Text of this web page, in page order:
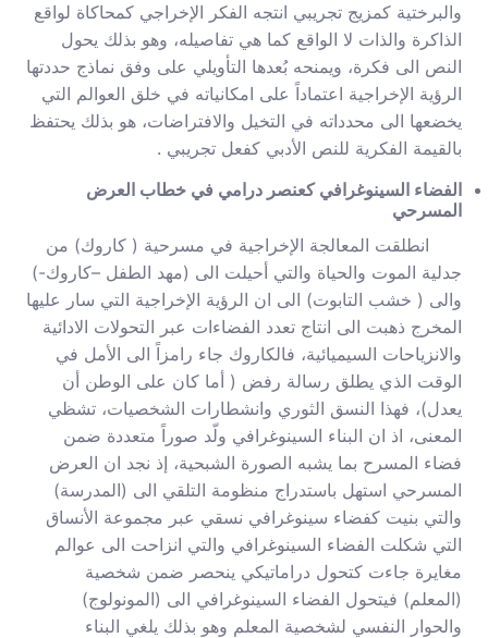
والبرختية كمزيج تجريبي انتجه الفكر الإخراجي كمحاكاة لواقع
الذاكرة والذات لا الواقع كما هي تفاصيله، وهو بذلك يحول
النص الى فكرة، ويمنحه بُعدها التأويلي على وفق نماذج حددتها
الرؤية الإخراجية اعتماداً على امكانياته في خلق العوالم التي
يخضعها الى محدداته في التخيل والافتراضات، هو بذلك يحتفظ
بالقيمة الفكرية للنص الأدبي كفعل تجريبي .
الفضاء السينوغرافي كعنصر درامي في خطاب العرض
المسرحي
انطلقت المعالجة الإخراجية في مسرحية ( كاروك) من
جدلية الموت والحياة والتي أحيلت الى (مهد الطفل –كاروك-)
والى ( خشب التابوت) الى ان الرؤية الإخراجية التي سار عليها
المخرج ذهبت الى انتاج تعدد الفضاءات عبر التحولات الادائية
والانزياحات السيميائية، فالكاروك جاء رامزاً الى الأمل في
الوقت الذي يطلق رسالة رفض ( أما كان على الوطن أن
يعدل)، فهذا النسق الثوري وانشطارات الشخصيات، تشظي
المعنى، اذ ان البناء السينوغرافي ولّد صوراً متعددة ضمن
فضاء المسرح بما يشبه الصورة الشبحية، إذ نجد ان العرض
المسرحي استهل باستدراج منظومة التلقي الى (المدرسة)
والتي بنيت كفضاء سينوغرافي نسقي عبر مجموعة الأنساق
التي شكلت الفضاء السينوغرافي والتي انزاحت الى عوالم
مغايرة جاءت كتحول دراماتيكي ينحصر ضمن شخصية
(المعلم) فيتحول الفضاء السينوغرافي الى (المونولوج)
والحوار النفسي لشخصية المعلم وهو بذلك يلغي البناء